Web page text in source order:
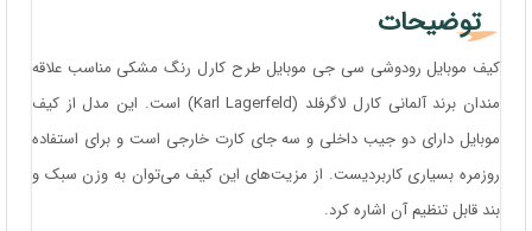
توضیحات
کیف موبایل رودوشی سی جی موبایل طرح کارل رنگ مشکی مناسب علاقه
مندان برند آلمانی کارل لاگرفلد (Karl Lagerfeld) است. این مدل از کیف
موبایل دارای دو جیب داخلی و سه جای کارت خارجی است و برای استفاده
روزمره بسیاری کاربردیست. از مزیت‌های این کیف می‌توان به وزن سبک و
بند قابل تنظیم آن اشاره کرد.